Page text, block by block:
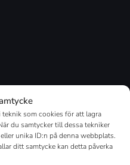
teknik som cookies för att lagra
du samtycker till dessa tekniker
unika ID:n på denna webbplats.
ditt samtycke kan detta påverka